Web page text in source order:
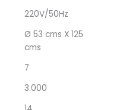
220V/50Hz
Ø 53 cms X 125
cms
7
3.000